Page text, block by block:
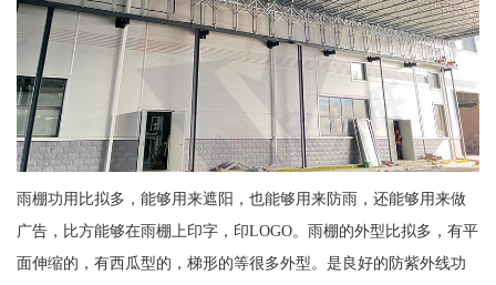
雨棚功用比拟多，能够用来遮阳，也能够用来防雨，还能够用来做
广告，比方能够在雨棚上印字，印LOGO。雨棚的外型比拟多，有平
面伸缩的，有西瓜型的，梯形的等很多外型。是良好的防紫外线功